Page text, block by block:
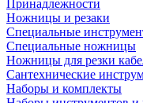
Принадлежности
Ножницы и резаки
Специальные
Специальные ножницы
Ножницы для резки
Сантехнические
Наборы и комплекты